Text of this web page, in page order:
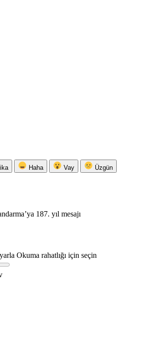
Haha Vay Üzgün
187. yıl mesajı
Okuma rahatlığı için seçin